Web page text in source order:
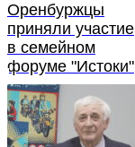
Оренбуржцы
приняли участие
в семейном
форуме "Истоки"